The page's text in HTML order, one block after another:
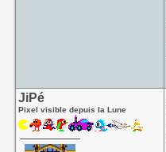
JiPé
Pixel visible depuis la Lune